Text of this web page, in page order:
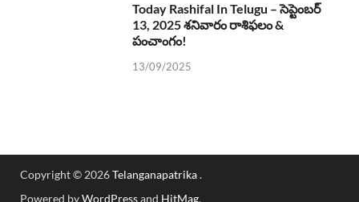
Today Rashifal In Telugu – సెప్టెంబర్
13, 2025 శనివారం రాశిఫలం &
పంచాంగం!
13/09/2025
Copyright © 2026Telanganapatrika.
Powered byWordPressand HitMag.